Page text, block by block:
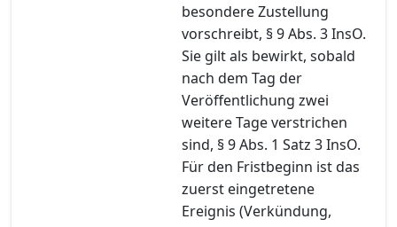
besondere Zustellung
vorschreibt, § 9 Abs. 3 InsO.
Sie gilt als bewirkt, sobald
nach dem Tag der
Veröffentlichung zwei
weitere Tage verstrichen
sind, § 9 Abs. 1 Satz 3 InsO.
Für den Fristbeginn ist das
zuerst eingetretene
Ereignis (Verkündung,